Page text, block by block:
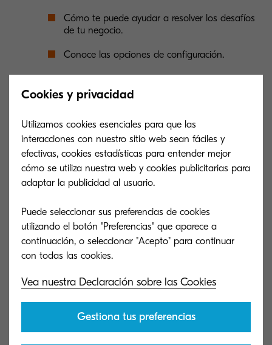
Cómo te puede ayudar a resolver los desafíos
de tu negocio.
Conoce las opciones de configuración.
¡Descárgala ya!
Gracias a su exclusivatinta a base de agua
logran una gama más amplia de colores y una
mejor reproducción de los mismos.
Adicionalmente, se evitan problemas comunes
Debido a que no se trata de unaimpresora de
, esta nueva impresora Kyocera tiene una
mayor exactitud en la impresión de punto. Esto
Cookies y privacidad
Utilizamos cookies esenciales para que las
interacciones con nuestro sitio web sean fáciles y
efectivas, cookies estadísticas para entender mejor
cómo se utiliza nuestra web y cookies publicitarias para
adaptar la publicidad al usuario.
Puede seleccionar sus preferencias de cookies
utilizando el botón "Preferencias" que aparece a
continuación, o seleccionar "Acepto" para continuar
Vea nuestra Declaración sobre las Cookies
Gestiona tus preferencias